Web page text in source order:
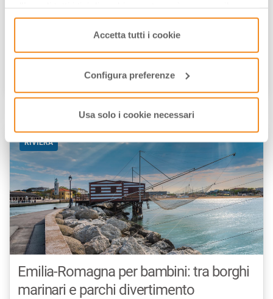
consenso cliccando su “Usa solo i cookie necessari” e
saranno attivati i soli cookie tecnici necessari al corretto
funzionamento del sito.
Accetta tutti i cookie
Configura preferenze
Usa solo i cookie necessari
Rimini: una vacanza dal mare alle
colline
/// Giugno 4, 2025
RIVIERA
Emilia-Romagna per bambini: tra borghi
marinari e parchi divertimento